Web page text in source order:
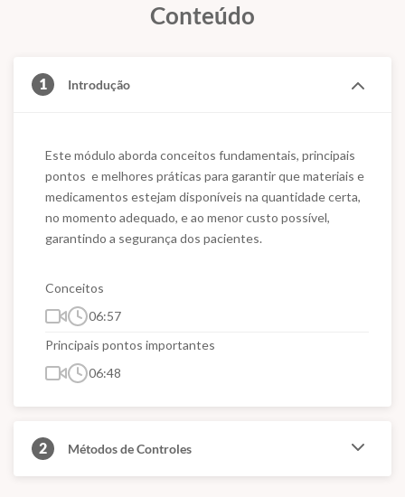
Conteúdo
1 Introdução
Este módulo aborda conceitos fundamentais, principais
pontos  e melhores práticas para garantir que materiais e
medicamentos estejam disponíveis na quantidade certa,
no momento adequado, e ao menor custo possível,
garantindo a segurança dos pacientes.
Conceitos
06:57
Principais pontos importantes
06:48
2 Métodos de Controles